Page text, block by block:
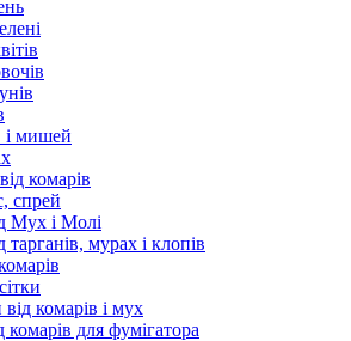
і мишей
комарів
спрей
Мух і Молі
тарганів, мурах і клопів
комарів і мух
комарів для фумігатора